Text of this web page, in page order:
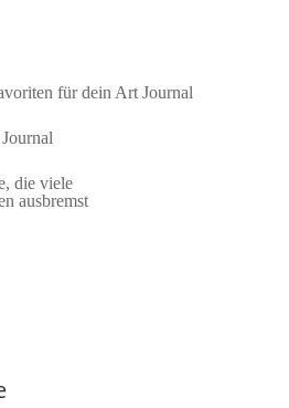
für dein Art Journal
die viele
ausbremst